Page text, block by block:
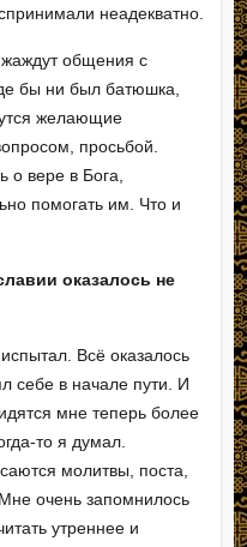
неадекватно.
общения с
бы ни был батюшка,
желающие
просьбой.
о вере в Бога,
помогать им. Что и
оказалось не
Всё оказалось
себе в начале пути. И
мне теперь более
то я думал.
молитвы, поста,
очень запомнилось
утреннее и